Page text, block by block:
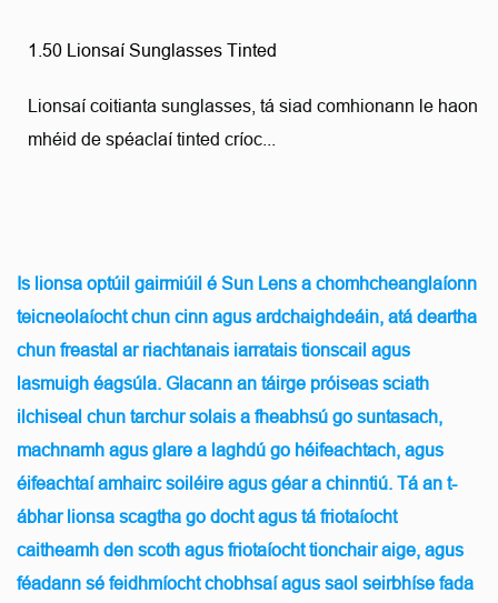
1.50 Lionsaí Sunglasses Tinted
Lionsaí coitianta sunglasses, tá siad comhionann le haon
mhéid de spéaclaí tinted críoc...
Is lionsa optúil gairmiúil é Sun Lens a chomhcheanglaíonn
teicneolaíocht chun cinn agus ardchaighdeáin, atá deartha
chun freastal ar riachtanais iarratais tionscail agus
lasmuigh éagsúla. Glacann an táirge próiseas sciath
ilchiseal chun tarchur solais a fheabhsú go suntasach,
machnamh agus glare a laghdú go héifeachtach, agus
éifeachtaí amhairc soiléire agus géar a chinntiú. Tá an t-
ábhar lionsa scagtha go docht agus tá friotaíocht
caitheamh den scoth agus friotaíocht tionchair aige, agus
féadann sé feidhmíocht chobhsaí agus saol seirbhíse fada